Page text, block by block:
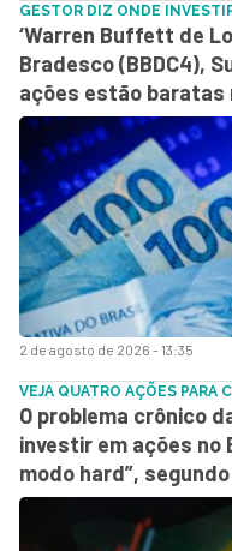
2 de agosto de 2026 - 13:35
GESTOR DIZ ONDE
‘Warren Buffett de
Bradesco (BBDC4),
ações estão baratas
VEJA QUATRO AÇÕES PARA
O problema crônico
investir em ações no
modo hard”,